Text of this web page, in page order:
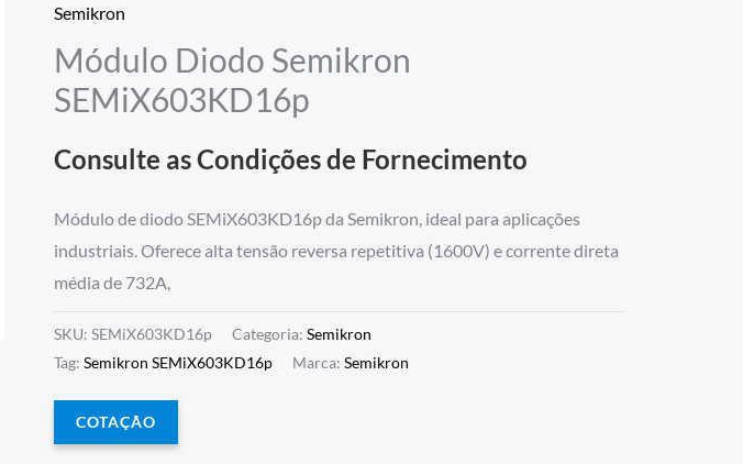
Semikron
Módulo Diodo Semikron
SEMiX603KD16p
Consulte as Condições de Fornecimento
Módulo de diodo SEMiX603KD16p da Semikron, ideal para aplicações
industriais. Oferece alta tensão reversa repetitiva (1600V) e corrente direta
média de 732A,
SKU:SEMiX603KD16p Categoria:Semikron
Tag:Semikron SEMiX603KD16p Marca:Semikron
COTAÇÃO